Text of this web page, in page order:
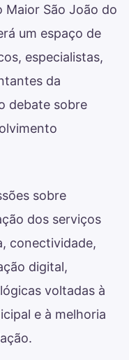
São João do
um espaço de
especialistas,
da
debate sobre
sobre
dos serviços
conectividade,
digital,
voltadas à
e à melhoria